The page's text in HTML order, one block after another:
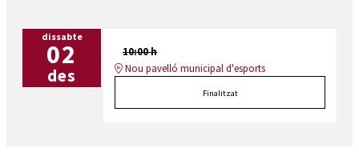
dissabte
02
des
10:00 h
Nou pavelló municipal d'esports
Finalitzat